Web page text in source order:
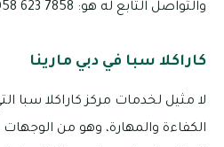
والتواصل التابع له هو: 7858 623 058
كاراكلا سبا في دبي مارينا
لا مثيل لخدمات مركز كاراكلا سبا
الكفاءة والمهارة، وهو من